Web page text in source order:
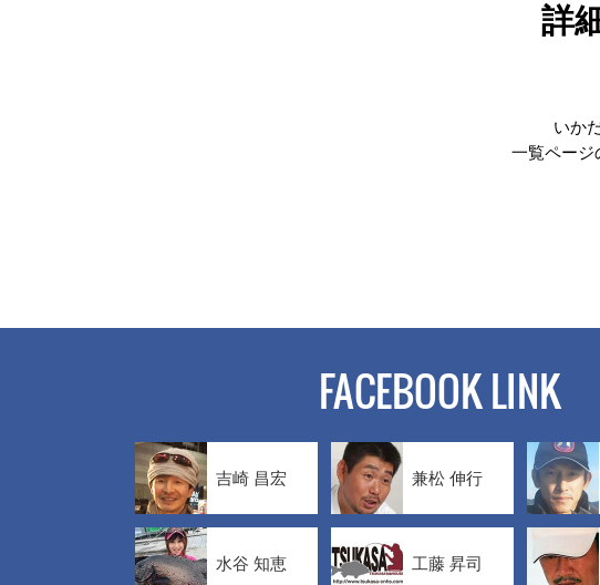
詳
いか
一覧ページ
FACEBOOK LINK
吉崎 昌宏 兼松 伸行
水谷 知恵 工藤 昇司